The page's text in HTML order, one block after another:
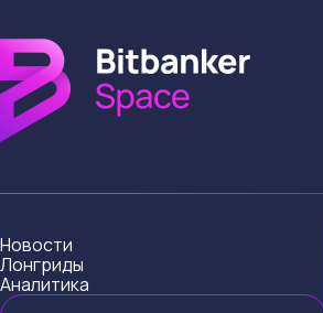
Новости
Лонгриды
Аналитика